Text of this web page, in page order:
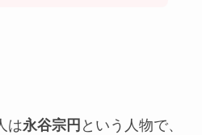
は永谷宗円 という人物で、